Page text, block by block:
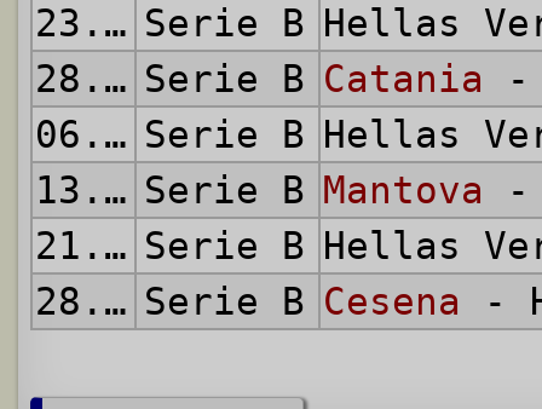
23.04.2006 Serie B Hellas
28.04.2006 Serie B Catania -
06.05.2006 Serie B Hellas
13.05.2006 Serie B Mantova -
21.05.2006 Serie B Hellas
28.05.2006 Serie B Cesena -